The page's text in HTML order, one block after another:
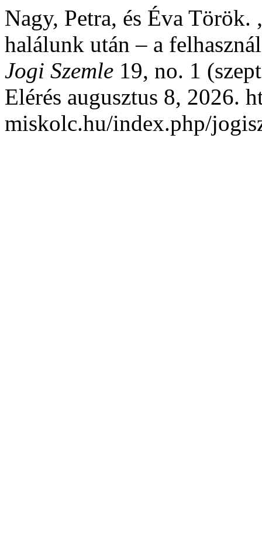
Nagy, Petra, és Éva
halálunk után – a
Jogi Szemle 19, no. 1
Elérés augusztus 8, 2026.
miskolc.hu/index.php/